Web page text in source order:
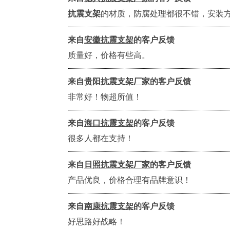
抗震支架的材质，防腐处理都很不错，安装
来自安徽抗震支架的客户反馈
质量好，价格有些高。
来自贵阳抗震支架厂家的客户反馈
非常好！物超所值！
来自海口抗震支架的客户反馈
很多人都在支持！
来自 日照抗震支架厂家的客户反馈
产品优良，价格合理有品牌意识！
来自南康抗震支架的客户反馈
好思路好战略！